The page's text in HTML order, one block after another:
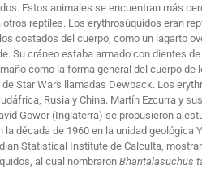
Estos animales se encuentran más
reptiles. Los erythrosúquidos eran
costados del cuerpo, como un lagarto
Su cráneo estaba armado con dientes
como la forma general del cuerpo de
Star Wars llamadas Dewback. Los
Rusia y China. Martín Ezcurra y
Gower (Inglaterra) se propusieron a
década de 1960 en la unidad geológica
Statistical Institute de Calculta,
al cual nombraron Bharitalasuchus